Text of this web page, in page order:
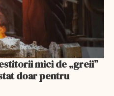
mici de „greii”
doar pentru